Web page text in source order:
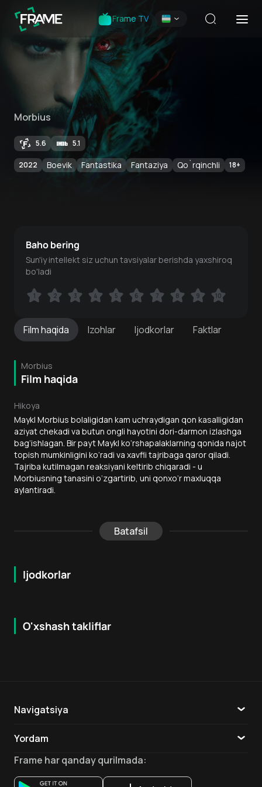
Frame TV
Morbius
5.6 5.1
2022 Boevik Fantastika Fantaziya Qo`rqinchli 18+
Filmhaqida Izohlar Ijodkorlar Faktlar
Morbius
Film haqida
Hikoya
Maykl Morbius bolaligidan kam uchraydigan qon kasalligidan
aziyat chekadi va butun ongli hayotini dori-darmon izlashga
bag‘ishlagan. Bir payt Maykl ko‘rshapalaklarning qonida najot
topish mumkinligini ko‘radi va xavfli tajribaga qaror qiladi.
Tajriba kutilmagan reaksiyani keltirib chiqaradi - u
Morbiusning tanasini o‘zgartirib, uni qonxo‘r maxluqqa
aylantiradi.
Batafsil
Ijodkorlar
Baho bering
Sun'iy intellekt siz uchun tavsiyalar berishda yaxshiroq
bo'ladi
1 2 3 4 5 6 7 8 9 10
1 2 3 4 5 6 7 8 9 10
O'xshash takliflar
18 + 5.8
Navigatsiya
Yordam
Aloqa
Ilovalar
Frame har qanday qurilmada: